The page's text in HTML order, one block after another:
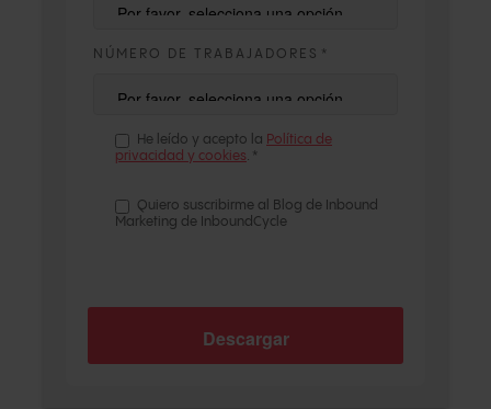
NÚMERO DE TRABAJADORES *
He leído y acepto la Política de
privacidad y cookies. *
Quiero suscribirme al Blog de Inbound
Marketing de InboundCycle